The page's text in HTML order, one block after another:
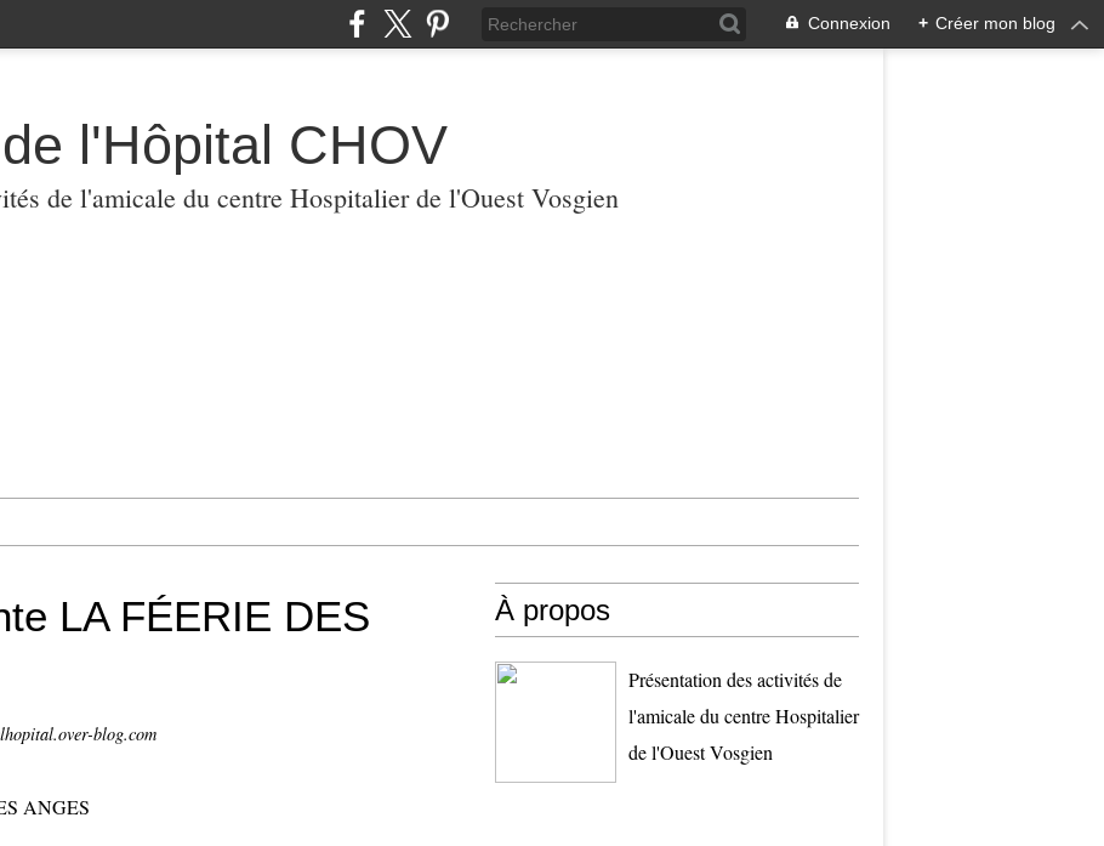
Connexion + Créer mon blog
l'Hôpital CHOV
de l'amicale du centre Hospitalier de l'Ouest Vosgien
LA FÉERIE DES
blog.com
À propos
Présentation des activités de
l'amicale du centre Hospitalier
de l'Ouest Vosgien